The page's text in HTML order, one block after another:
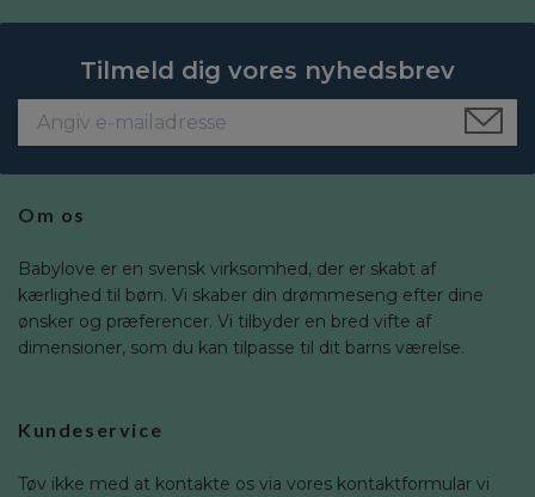
Tilmeld dig vores nyhedsbrev
Om os
Babylove er en svensk virksomhed, der er skabt af
kærlighed til børn. Vi skaber din drømmeseng efter dine
ønsker og præferencer. Vi tilbyder en bred vifte af
dimensioner, som du kan tilpasse til dit barns værelse.
Kundeservice
Tøv ikke med at kontakte os via vores kontaktformular vi